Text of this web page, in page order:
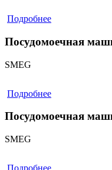
Подробнее
Посудомоечная
SMEG
Подробнее
Посудомоечная
SMEG
Подробнее